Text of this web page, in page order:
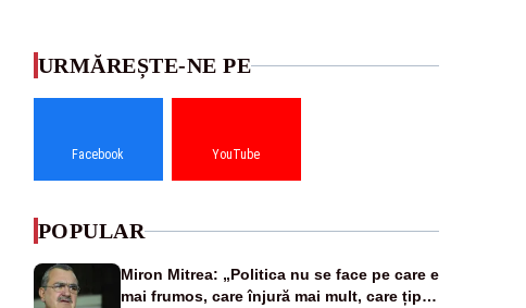
URMĂREȘTE-NE PE
Facebook YouTube
POPULAR
Miron Mitrea: „Politica nu se face pe care e
mai frumos, care înjură mai mult, care țipă